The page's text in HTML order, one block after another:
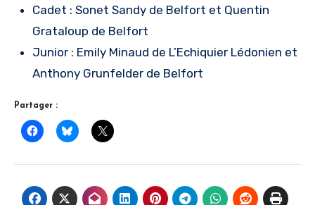
Cadet : Sonet Sandy de Belfort et Quentin
Grataloup de Belfort
Junior : Emily Minaud de L’Echiquier Lédonien et
Anthony Grunfelder de Belfort
Partager :